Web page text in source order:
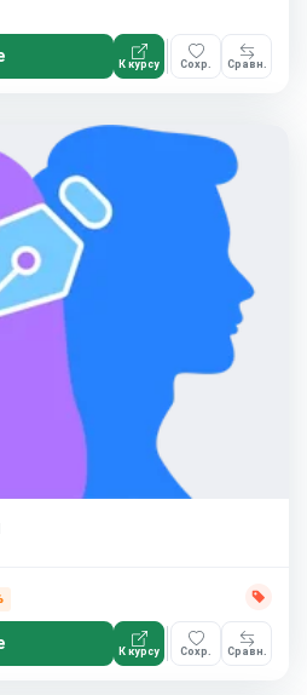
К курсу Сохр. Сравн.
К курсу Сохр. Сравн.